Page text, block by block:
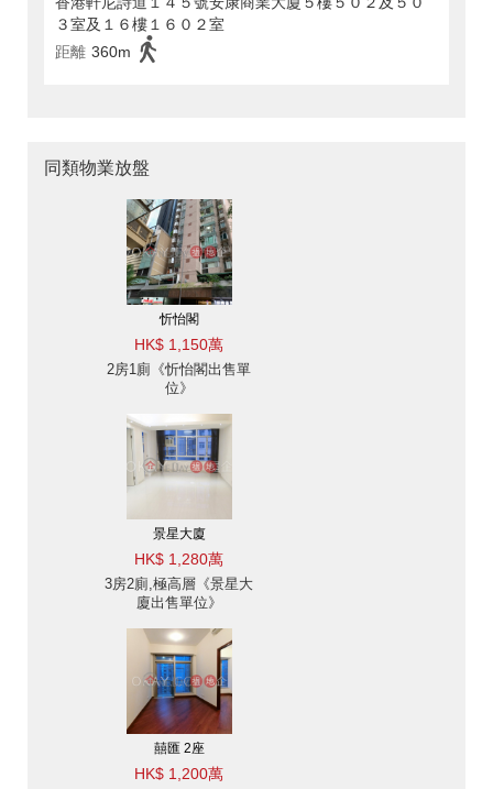
３室及１６樓１６０２室
距離 360m
同類物業放盤
忻怡閣
HK$ 1,150萬
2房1廁《忻怡閣出售單
位》
景星大廈
HK$ 1,280萬
3房2廁,極高層《景星大
廈出售單位》
囍匯 2座
HK$ 1,200萬